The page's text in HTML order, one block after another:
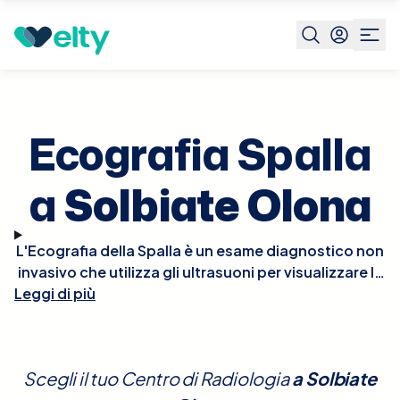
Prenota visita Solbiate Olona
Ecografia Spalla
aSolbiate Olona
L'Ecografia della Spalla è un esame diagnostico non
invasivo che utilizza gli ultrasuoni per visualizzare le
strutture della spalla, come tendini, legamenti,
dei rotatori o altri problemi articolari. L'esame è
Leggi di più
Scegli il tuo Centro di RadiologiaaSolbiate